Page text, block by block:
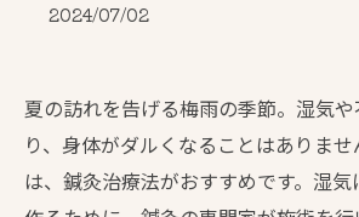
2024/07/02
夏の訪れを告げる梅雨の季節。湿気
り、身体がダルくなることはありま
は、鍼灸治療法がおすすめです。湿